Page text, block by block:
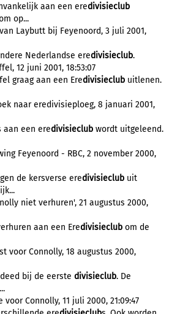
aan een eredivisieclub
op...
Laybutt bij Feyenoord, 3 juli 2001,
Nederlandse eredivisieclub.
12 juni 2001, 18:53:07
graag aan een Eredivisieclub uitlenen.
naar eredivisieploeg, 8 januari 2001,
aan een eredivisieclub wordt uitgeleend.
Feyenoord - RBC, 2 november 2000,
de kersverse eredivisieclub uit
niet verhuren', 21 augustus 2000,
aan een Eredivisieclub om de
voor Connolly, 18 augustus 2000,
bij de eerste divisieclub. De
Connolly, 11 juli 2000, 21:09:47